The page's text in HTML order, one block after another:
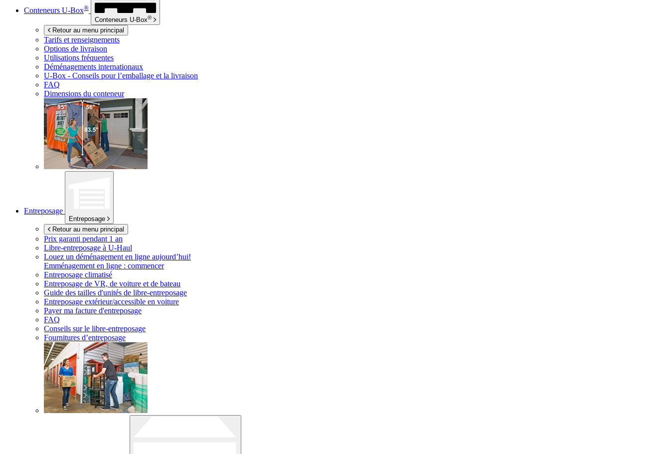
Conteneurs U-Box®
Conteneurs U-Box®
Retour au menu principal
Tarifs et renseignements
Options de livraison
Utilisations fréquentes
Déménagements internationaux
U-Box - Conseils pour l’emballage et la livraison
FAQ
Dimensions du conteneur
Entreposage
Entreposage
Retour au menu principal
Prix garanti pendant 1 an
Libre-entreposage à U-Haul
Louez un déménagement en ligne aujourd’hui!
Emménagement en ligne : commencer
Entreposage climatisé
Entreposage de VR, de voiture et de bateau
Guide des tailles d'unités de libre-entreposage
Entreposage extérieur/accessible en voiture
Payer ma facture d'entreposage
FAQ
Conseils sur le libre-entreposage
Fournitures d’entreposage